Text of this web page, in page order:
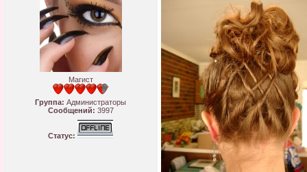
Магист
Группа: Администраторы
Сообщений: 3997
Статус: